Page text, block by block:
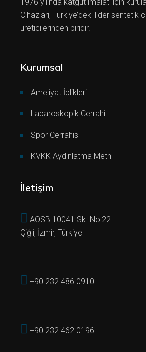
Cihazları, Türkiye’deki lider sentetik
üreticilerinden biridir.
Kurumsal
Ameliyat İplikleri
Laparoskopik Cerrahi
Spor Cerrahisi
KVKK Aydınlatma Metni
İletişim
AOSB 10041 Sk. No:22
Çiğli, İzmir, Türkiye
+90 232 486 0910
+90 232 462 0196